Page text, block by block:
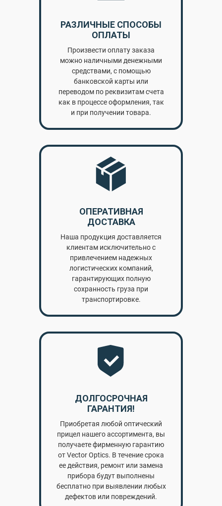
РАЗЛИЧНЫЕ СПОСОБЫ
ОПЛАТЫ
Произвести оплату заказа
можно наличными денежными
средствами, с помощью
банковской карты или
переводом по реквизитам счета
как в процессе оформления, так
и при получении товара.
ОПЕРАТИВНАЯ
ДОСТАВКА
Наша продукция доставляется
клиентам исключительно с
привлечением надежных
логистических компаний,
гарантирующих полную
сохранность груза при
транспортировке.
ДОЛГОСРОЧНАЯ
ГАРАНТИЯ!
Приобретая любой оптический
прицел нашего ассортимента, вы
получаете фирменную гарантию
от Vector Optics. В течение срока
ее действия, ремонт или замена
прибора будут выполнены
бесплатно при выявлении любых
дефектов или повреждений.